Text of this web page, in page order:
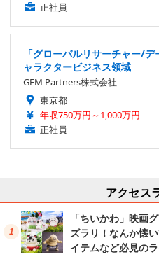
正社員
「グローバルリサーチャー/
ャラクタービジネス領域
GEM Partners株式会社
東京都
年収750万円～1,000万円
正社員
アクセス
「ちいかわ」映画
ズラリ！なんか懐
イテムなど必見の